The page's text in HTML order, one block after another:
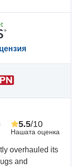
Нашата оценка
5.5/10
overhauled its
and